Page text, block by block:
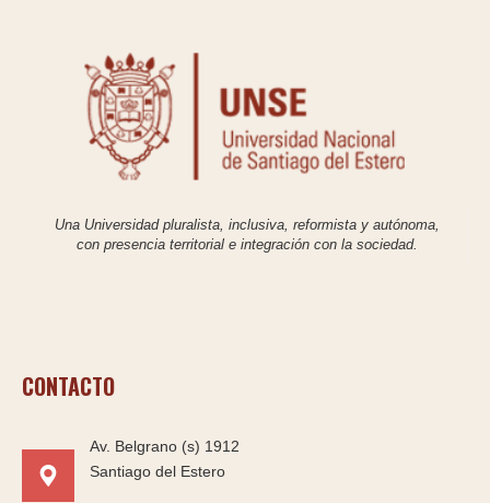
Una Universidad pluralista, inclusiva, reformista y autónoma,
con presencia territorial e integración con la sociedad.
CONTACTO
Av. Belgrano (s) 1912
Santiago del Estero